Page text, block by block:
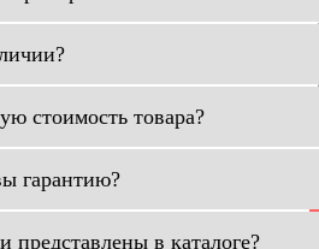
стоимость товара?
гарантию?
представлены в каталоге?